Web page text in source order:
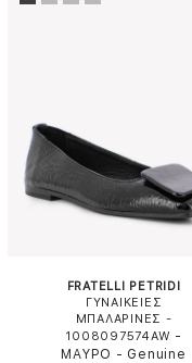
FRATELLI PETRIDI
ΓΥΝΑΙΚΕΙΕΣ
ΜΠΑΛΑΡΙΝΕΣ -
1008097574AW -
ΜΑΥΡΟ - Genuine